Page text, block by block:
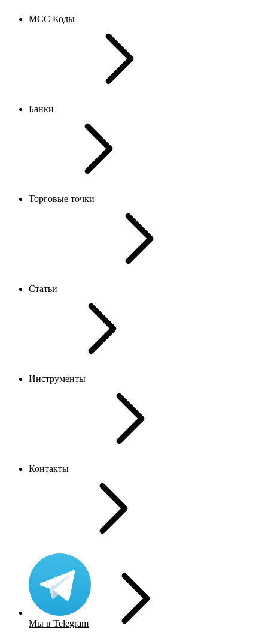
MCC Коды
Банки
Торговые точки
Статьи
Инструменты
Контакты
Мы в Telegram